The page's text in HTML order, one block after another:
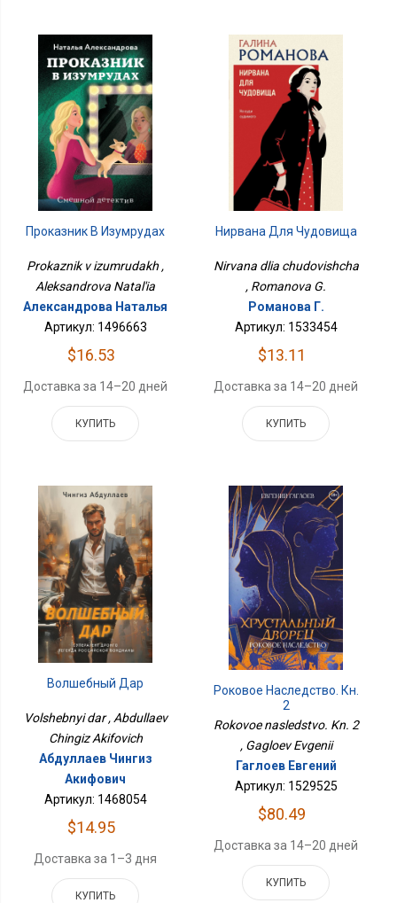
Проказник В Изумрудах
Prokaznik v izumrudakh ,
Aleksandrova Natal'ia
Александрова Наталья
Артикул: 1496663
$16.53
Доставка за 14–20 дней
КУПИТЬ
Нирвана Для Чудовища
Nirvana dlia chudovishcha
, Romanova G.
Романова Г.
Артикул: 1533454
$13.11
Доставка за 14–20 дней
КУПИТЬ
Волшебный Дар
Volshebnyi dar , Abdullaev
Chingiz Akifovich
Абдуллаев Чингиз
Акифович
Артикул: 1468054
$14.95
Доставка за 1–3 дня
КУПИТЬ
Роковое Наследство. Кн.
2
Rokovoe nasledstvo. Kn. 2
, Gagloev Evgenii
Гаглоев Евгений
Артикул: 1529525
$80.49
Доставка за 14–20 дней
КУПИТЬ